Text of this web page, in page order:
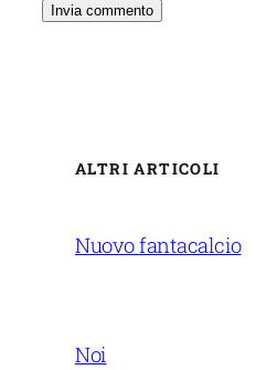
ALTRI ARTICOLI
Nuovo fantacalcio
Noi